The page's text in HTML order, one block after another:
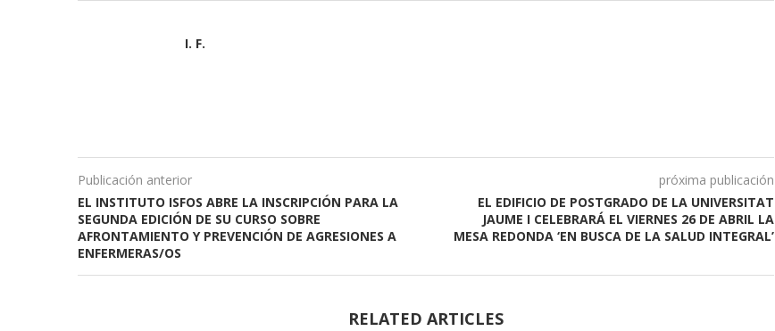
I. F.
Publicación anterior
EL INSTITUTO ISFOS ABRE LA INSCRIPCIÓN PARA LA
SEGUNDA EDICIÓN DE SU CURSO SOBRE
AFRONTAMIENTO Y PREVENCIÓN DE AGRESIONES A
ENFERMERAS/OS
próxima publicación
EL EDIFICIO DE POSTGRADO DE LA UNIVERSITAT
JAUME I CELEBRARÁ EL VIERNES 26 DE ABRIL LA
MESA REDONDA ‘EN BUSCA DE LA SALUD INTEGRAL’
RELATED ARTICLES